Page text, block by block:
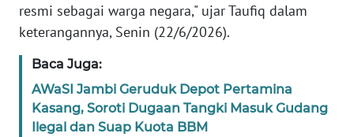
resmi sebagai warga negara," ujar Taufiq dalam
keterangannya, Senin (22/6/2026).
Baca Juga:
AWaSI Jambi Geruduk Depot Pertamina
Kasang, Soroti Dugaan Tangki Masuk Gudang
Ilegal dan Suap Kuota BBM
WN
BABEL
WN
SUMBAR
WN